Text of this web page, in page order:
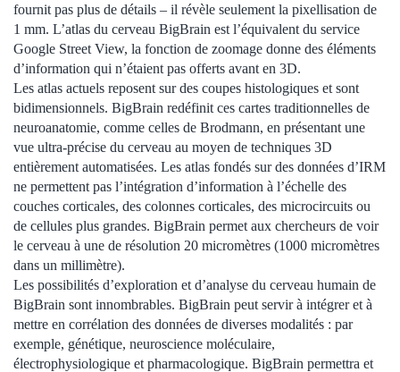
fournit pas plus de détails – il révèle seulement la pixellisation de
1 mm. L’atlas du cerveau BigBrain est l’équivalent du service
Google Street View, la fonction de zoomage donne des éléments
d’information qui n’étaient pas offerts avant en 3D.
Les atlas actuels reposent sur des coupes histologiques et sont
bidimensionnels. BigBrain redéfinit ces cartes traditionnelles de
neuroanatomie, comme celles de Brodmann, en présentant une
vue ultra-précise du cerveau au moyen de techniques 3D
entièrement automatisées. Les atlas fondés sur des données d’IRM
ne permettent pas l’intégration d’information à l’échelle des
couches corticales, des colonnes corticales, des microcircuits ou
de cellules plus grandes. BigBrain permet aux chercheurs de voir
le cerveau à une de résolution 20 micromètres (1000 micromètres
dans un millimètre).
Les possibilités d’exploration et d’analyse du cerveau humain de
BigBrain sont innombrables. BigBrain peut servir à intégrer et à
mettre en corrélation des données de diverses modalités : par
exemple, génétique, neuroscience moléculaire,
électrophysiologique et pharmacologique. BigBrain permettra et